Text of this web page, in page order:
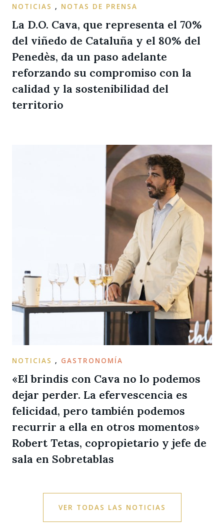
NOTICIAS , NOTAS DE PRENSA
La D.O. Cava, que representa el 70%
del viñedo de Cataluña y el 80% del
Penedès, da un paso adelante
reforzando su compromiso con la
calidad y la sostenibilidad del
territorio
NOTICIAS , GASTRONOMÍA
«El brindis con Cava no lo podemos
dejar perder. La efervescencia es
felicidad, pero también podemos
recurrir a ella en otros momentos»
Robert Tetas, copropietario y jefe de
sala en Sobretablas
VER TODAS LAS NOTICIAS